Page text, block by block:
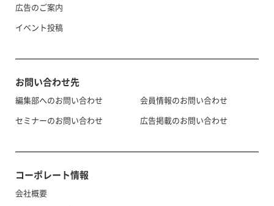
広告のご案内
イベント投稿
お問い合わせ先
編集部へのお問い合わせ
セミナーのお問い合わせ
会員情報のお問い合わせ
広告掲載のお問い合わせ
コーポレート情報
会社概要